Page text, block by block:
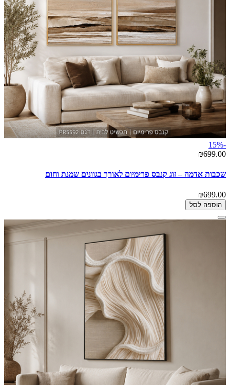
-15%
₪699.00
שכבות אדמה – זוג קנבס פרימיום לאורך בגוונים שמנת וחום
₪699.00
הוספה לסל